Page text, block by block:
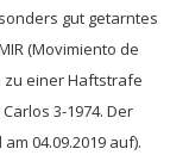
gut getarntes
(Movimiento de
zu einer Haftstrafe
3-1974. Der
04.09.2019 auf).